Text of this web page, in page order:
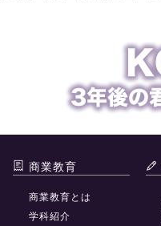
商業教育
商業教育とは
学科紹介